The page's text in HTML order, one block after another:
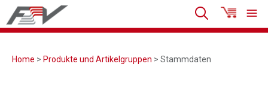
Home > Produkte und Artikelgruppen > Stammdaten